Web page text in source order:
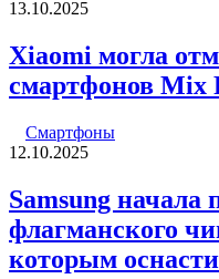
13.10.2025
Xiaomi могла
смартфонов Mix
Смартфоны
12.10.2025
Samsung начала
флагманского
которым